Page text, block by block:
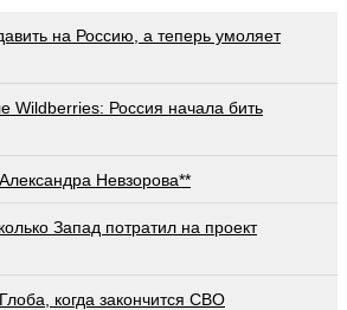
на Россию, а теперь умоляет
Wildberries: Россия начала бить
Невзорова**
Запад потратил на проект
когда закончится СВО